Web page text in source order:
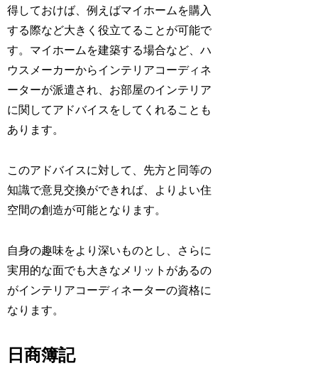
得しておけば、例えばマイホームを購入
する際など大きく役立てることが可能で
す。マイホームを建築する場合など、ハ
ウスメーカーからインテリアコーディネ
ーターが派遣され、お部屋のインテリア
に関してアドバイスをしてくれることも
あります。
このアドバイスに対して、先方と同等の
知識で意見交換ができれば、よりよい住
空間の創造が可能となります。
自身の趣味をより深いものとし、さらに
実用的な面でも大きなメリットがあるの
がインテリアコーディネーターの資格に
なります。
日商簿記